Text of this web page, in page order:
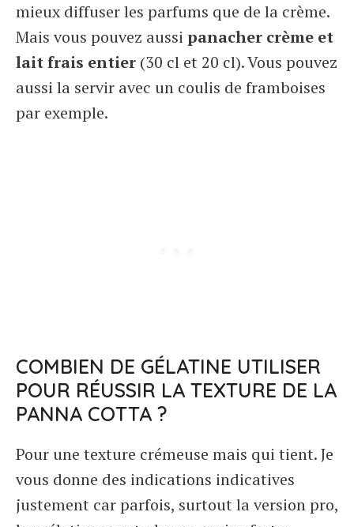
mieux diffuser les parfums que de la crème.
Mais vous pouvez aussi panacher crème et
lait frais entier (30 cl et 20 cl). Vous pouvez
aussi la servir avec un coulis de framboises
par exemple.
COMBIEN DE GÉLATINE UTILISER
POUR RÉUSSIR LA TEXTURE DE LA
PANNA COTTA ?
Pour une texture crémeuse mais qui tient. Je
vous donne des indications indicatives
justement car parfois, surtout la version pro,